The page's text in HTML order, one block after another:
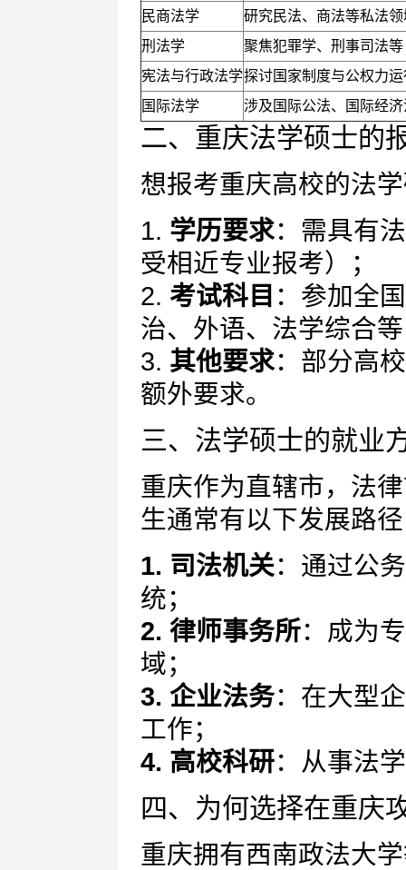
民商法学
研究民法、商法等私法领
刑法学
聚焦犯罪学、刑事司法等
宪法与行政法学探讨国家制度与公权力运
国际法学
涉及国际公法、国际经
二、重庆法学硕士的
想报考重庆高校的法
1. 学历要求：需具有
受相近专业报考）；
2. 考试科目 ：参加全
治、外语、法学综合
3. 其他要求：部分高
额外要求。
三、法学硕士的就业
重庆作为直辖市，法
生通常有以下发展路
1. 司法机关：通过公
统；
2. 律师事务所：成为
域；
3. 企业法务：在大型
工作；
4. 高校科研：从事法
四、为何选择在重庆
重庆拥有西南政法大